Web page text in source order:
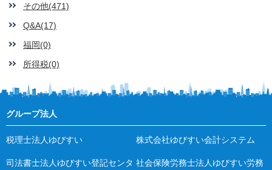
その他(471)
Q&A(17)
福岡(0)
所得税(0)
グループ法人
税理士法人ゆびすい 株式会社ゆびすい会計システム
司法書士法人ゆびすい登記センタ 社会保険労務士法人ゆびすい労務